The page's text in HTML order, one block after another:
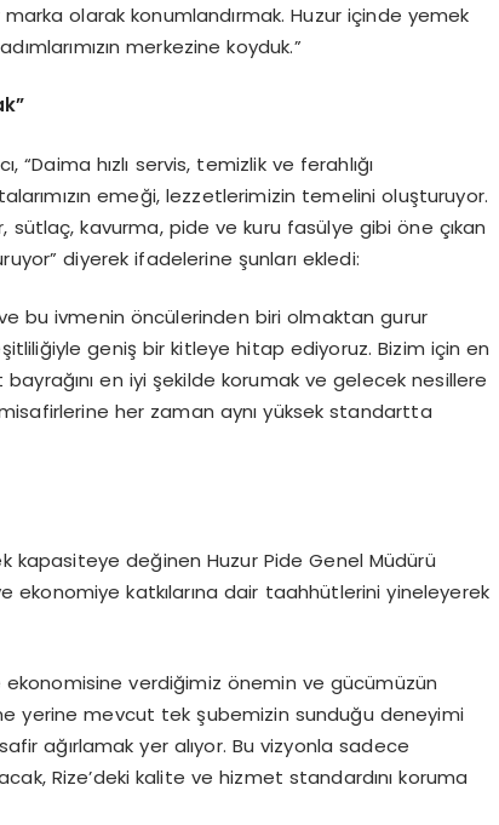
olarak konumlandırmak. Huzur içinde yemek
merkezine koyduk.”
hızlı servis, temizlik ve ferahlığı
emeği, lezzetlerimizin temelini oluşturuyor.
sütlaç, kavurma, pide ve kuru fasülye gibi öne çıkan
diyerek ifadelerine şunları ekledi:
bu ivmenin öncülerinden biri olmaktan gurur
geniş bir kitleye hitap ediyoruz. Bizim için en
en iyi şekilde korumak ve gelecek nesillere
her zaman aynı yüksek standartta
kapasiteye değinen Huzur Pide Genel Müdürü
katkılarına dair taahhütlerini yineleyerek
ekonomisine verdiğimiz önemin ve gücümüzün
yerine mevcut tek şubemizin sunduğu deneyimi
ağırlamak yer alıyor. Bu vizyonla sadece
Rize’deki kalite ve hizmet standardını koruma